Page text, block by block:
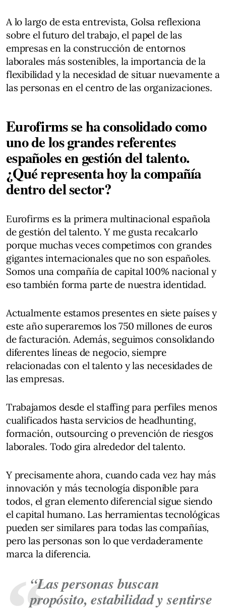
A lo largo de esta entrevista, Golsa reflexiona
sobre el futuro del trabajo, el papel de las
empresas en la construcción de entornos
laborales más sostenibles, la importancia de la
flexibilidad y la necesidad de situar nuevamente a
las personas en el centro de las organizaciones.
Eurofirms se ha consolidado como
uno de los grandes referentes
españoles en gestión del talento.
¿Qué representa hoy la compañía
dentro del sector?
Eurofirms es la primera multinacional española
de gestión del talento. Y me gusta recalcarlo
porque muchas veces competimos con grandes
gigantes internacionales que no son españoles.
Somos una compañía de capital 100% nacional y
eso también forma parte de nuestra identidad.
Actualmente estamos presentes en siete países y
este año superaremos los 750 millones de euros
de facturación. Además, seguimos consolidando
diferentes líneas de negocio, siempre
relacionadas con el talento y las necesidades de
las empresas.
Trabajamos desde el staffing para perfiles menos
cualificados hasta servicios de headhunting,
formación, outsourcing o prevención de riesgos
laborales. Todo gira alrededor del talento.
Y precisamente ahora, cuando cada vez hay más
innovación y más tecnología disponible para
todos, el gran elemento diferencial sigue siendo
el capital humano. Las herramientas tecnológicas
pueden ser similares para todas las compañías,
pero las personas son lo que verdaderamente
marca la diferencia.
“Las personas buscan
propósito, estabilidad y sentirse